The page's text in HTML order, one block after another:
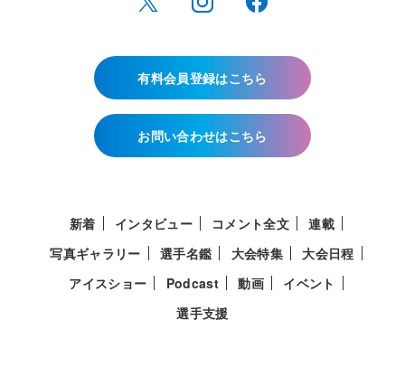
有料会員登録はこちら
お問い合わせはこちら
新着 インタビュー コメント全文
連載
写真ギャラリー
選手名鑑 大会特集
大会日程
アイスショー
Podcast 動画
イベント
選手支援